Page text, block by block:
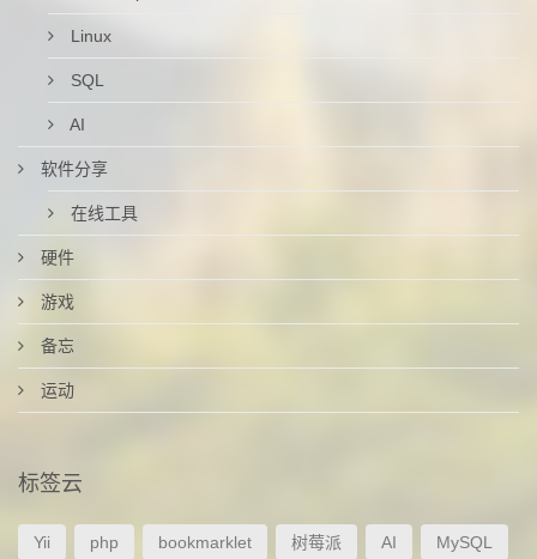
Linux
SQL
AI
软件分享
在线工具
硬件
游戏
备忘
运动
标签云
Yii php bookmarklet 树莓派 AI MySQL